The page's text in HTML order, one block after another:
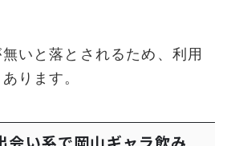
いと落とされるため、利用
ります。
会い系で岡山ギャラ飲み